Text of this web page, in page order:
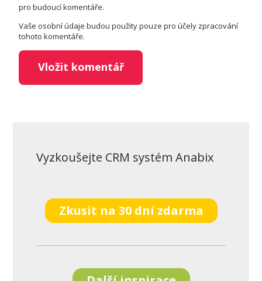
pro budoucí komentáře.
Vaše osobní údaje budou použity pouze pro účely zpracování
tohoto komentáře.
Vyzkoušejte CRM systém Anabix
Zkusit na 30 dní zdarma